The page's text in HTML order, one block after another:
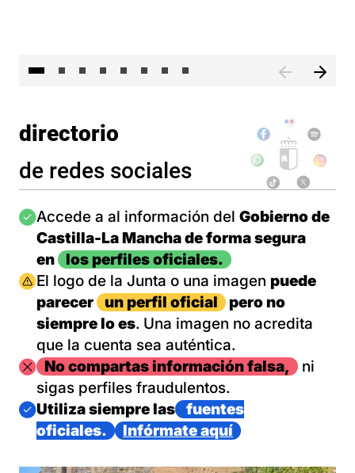
directorio
de redes sociales
Imagen
Accede a al información del Gobierno de
Castilla-La Mancha de forma segura
en
los perfiles oficiales.
Imagen
El logo de la Junta o una imagen puede
parecer
un perfil oficial
pero no
siempre lo es. Una imagen no acredita
que la cuenta sea auténtica.
ImagenNo compartas información falsa,
ni
sigas perfiles fraudulentos.
Imagen
Utiliza siempre las
fuentes
oficiales.
Infórmate aquí